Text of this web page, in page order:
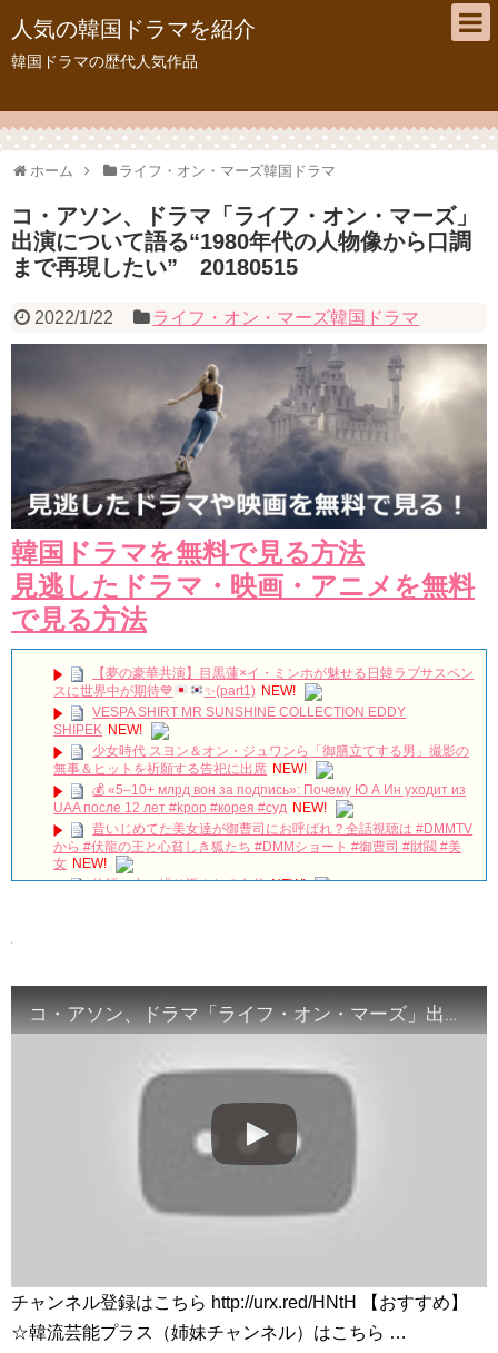
人気の韓国ドラマを紹介
韓国ドラマの歴代人気作品
ホーム ライフ・オン・マーズ韓国ドラマ
コ・アソン、ドラマ「ライフ・オン・マーズ」
出演について語る“1980年代の人物像から口調
まで再現したい” 20180515
2022/1/22 ライフ・オン・マーズ韓国ドラマ
韓国ドラマを無料で見る方法
見逃したドラマ・映画・アニメを無料
で見る方法
【夢の豪華共演】目黒蓮×イ・ミンホが魅せる日韓ラブサスペン
スに世界中が期待💙 ✨(part1) NEW!
VESPA SHIRT MR SUNSHINE COLLECTION EDDY
SHIPEK NEW!
少女時代 スヨン＆オン・ジュワンら「御膳立てする男」撮影の
無事＆ヒットを祈願する告祀に出席 NEW!
💰 «5–10+ млрд вон за подпись»: Почему Ю А Ин уходит из
UAA после 12 лет #kpop #корея #суд NEW!
昔いじめてた美女達が御曹司にお呼ばれ？全話視聴は #DMMTV
から #伏龍の王と心貧しき狐たち #DMMショート #御曹司 #財閥 #美
女 NEW!
物語の中に繰り返される名前 NEW!
定！笑顔で挨拶“僕に会いに来て” NEW!
カン・ハヌルさん、ユ・ヘジンさん、ファン・ビョングク監督
におききしました✒✨ #yadang #映画 #ヤダン
NEW!
「違う（ちがう）・異なる」を韓国語では？「다르다（タル
ダ）」の意味・使い方について
「退屈だ・暇だ」を韓国語では？「심심하다（シムシマダ）」
■韓国ドラマ『キング～Two Hearts』予告動画（日本語字幕）
yoon kyun sang
ユン・ギュンサン主演「潜入弁護人」第1回特別公開！
ハン・ヘジン 한혜진 – (선공개) 강남 3대 얼짱 출신 &#39;한혜진
コ・アソン、ドラマ「ライフ・オン・マーズ」出演について語る“1980年代の人物像から口調まで再現したい” 20180515
チャンネル登録はこちら http://urx.red/HNtH 【おすすめ】
☆韓流芸能プラス（姉妹チャンネル）はこちら …